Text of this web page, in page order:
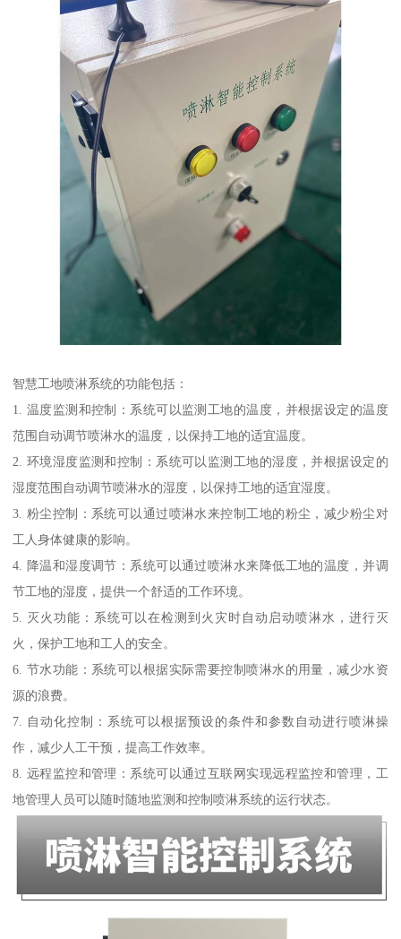
智慧工地喷淋系统的功能包括：
1. 温度监测和控制：系统可以监测工地的温度，并根据设定的温度
范围自动调节喷淋水的温度，以保持工地的适宜温度。
2. 环境湿度监测和控制：系统可以监测工地的湿度，并根据设定的
湿度范围自动调节喷淋水的湿度，以保持工地的适宜湿度。
3. 粉尘控制：系统可以通过喷淋水来控制工地的粉尘，减少粉尘对
工人身体健康的影响。
4. 降温和湿度调节：系统可以通过喷淋水来降低工地的温度，并调
节工地的湿度，提供一个舒适的工作环境。
5. 灭火功能：系统可以在检测到火灾时自动启动喷淋水，进行灭
火，保护工地和工人的安全。
6. 节水功能：系统可以根据实际需要控制喷淋水的用量，减少水资
源的浪费。
7. 自动化控制：系统可以根据预设的条件和参数自动进行喷淋操
作，减少人工干预，提高工作效率。
8. 远程监控和管理：系统可以通过互联网实现远程监控和管理，工
地管理人员可以随时随地监测和控制喷淋系统的运行状态。